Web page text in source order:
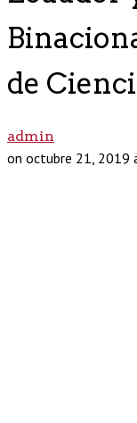
de
admin
on octubre 21, 2019